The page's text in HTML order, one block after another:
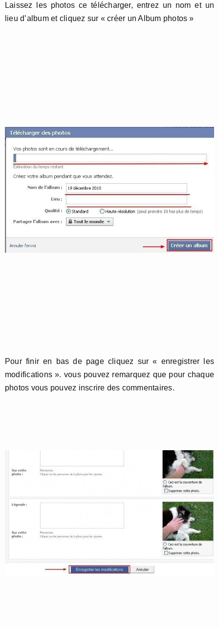
Laissez les photos ce télécharger, entrez un nom et un
lieu d’album et cliquez sur « créer un Album photos »
Pour finir en bas de page cliquez sur « enregistrer les
modifications ». vous pouvez remarquez que pour chaque
photos vous pouvez inscrire des commentaires.